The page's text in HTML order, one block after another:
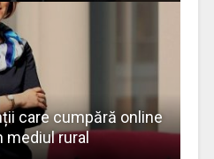
care cumpără online
mediul rural